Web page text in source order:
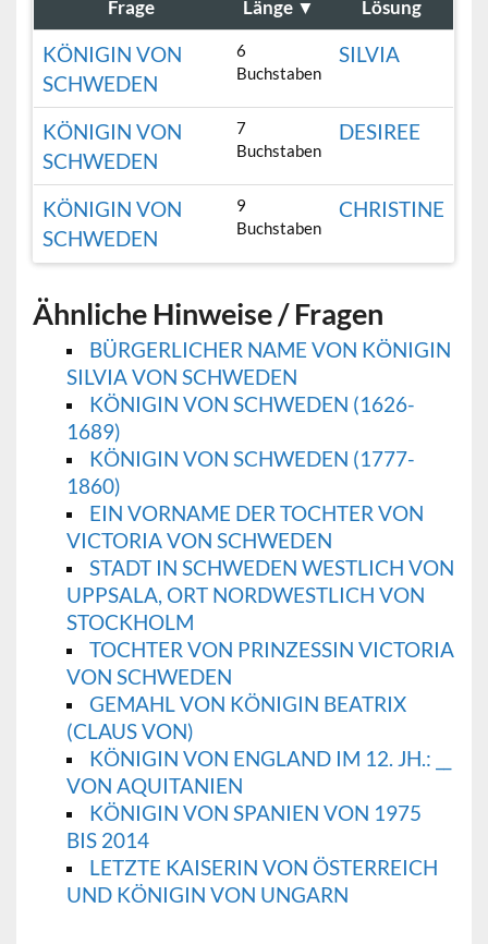
Frage Länge ▼ Lösung
KÖNIGIN VON
SCHWEDEN
6
Buchstaben
SILVIA
KÖNIGIN VON
SCHWEDEN
7
Buchstaben
DESIREE
KÖNIGIN VON
SCHWEDEN
9
Buchstaben
CHRISTINE
Ähnliche Hinweise / Fragen
BÜRGERLICHER NAME VON KÖNIGIN
SILVIA VON SCHWEDEN
KÖNIGIN VON SCHWEDEN (1626-
1689)
KÖNIGIN VON SCHWEDEN (1777-
1860)
EIN VORNAME DER TOCHTER VON
VICTORIA VON SCHWEDEN
STADT IN SCHWEDEN WESTLICH VON
UPPSALA, ORT NORDWESTLICH VON
STOCKHOLM
TOCHTER VON PRINZESSIN VICTORIA
VON SCHWEDEN
GEMAHL VON KÖNIGIN BEATRIX
(CLAUS VON)
KÖNIGIN VON ENGLAND IM 12. JH.: __
VON AQUITANIEN
KÖNIGIN VON SPANIEN VON 1975
BIS 2014
LETZTE KAISERIN VON ÖSTERREICH
UND KÖNIGIN VON UNGARN